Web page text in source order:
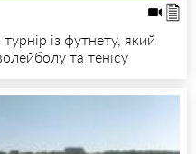
із футнету, який
та тенісу